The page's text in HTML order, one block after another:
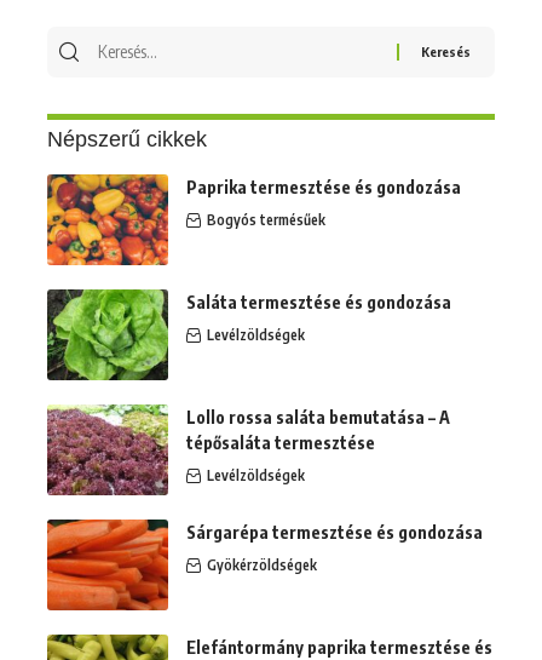
Keresés
Népszerű cikkek
Paprika termesztése és gondozása
Bogyós termésűek
Saláta termesztése és gondozása
Levélzöldségek
Lollo rossa saláta bemutatása – A
tépősaláta termesztése
Levélzöldségek
Sárgarépa termesztése és gondozása
Gyökérzöldségek
Elefántormány paprika termesztése és